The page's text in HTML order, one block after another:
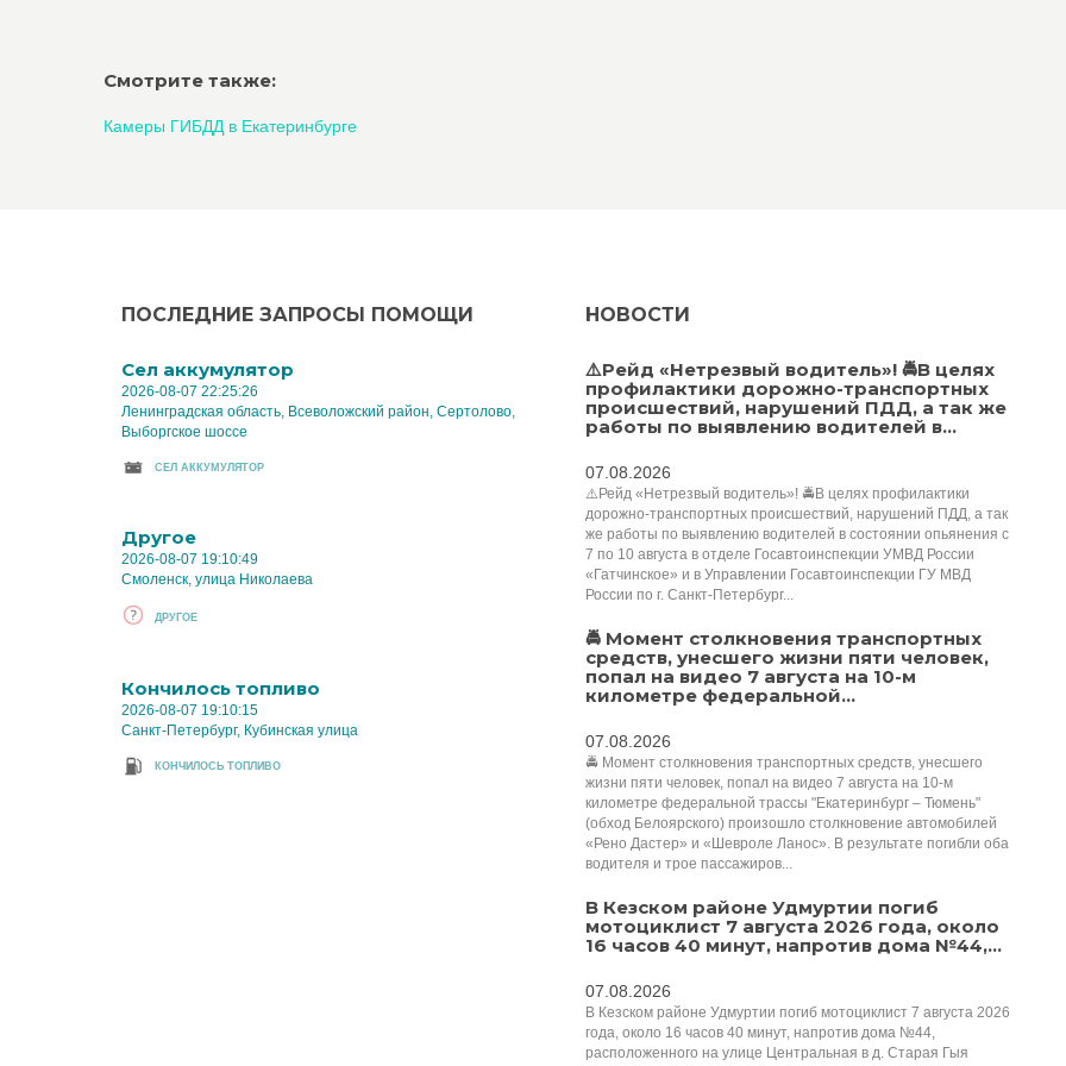
Смотрите также:
Камеры ГИБДД в Екатеринбурге
ПОСЛЕДНИЕ ЗАПРОСЫ ПОМОЩИ
Cел аккумулятор
2026-08-07 22:25:26
Ленинградская область, Всеволожский район, Сертолово,
Выборгское шоссе
CЕЛ АККУМУЛЯТОР
Другое
2026-08-07 19:10:49
Смоленск, улица Николаева
ДРУГОЕ
Кончилось топливо
2026-08-07 19:10:15
Санкт-Петербург, Кубинская улица
КОНЧИЛОСЬ ТОПЛИВО
НОВОСТИ
⚠️Рейд «Нетрезвый водитель»! 🚔В целях
профилактики дорожно-транспортных
происшествий, нарушений ПДД, а так же
работы по выявлению водителей в...
07.08.2026
⚠️Рейд «Нетрезвый водитель»! 🚔В целях профилактики
дорожно-транспортных происшествий, нарушений ПДД, а так
же работы по выявлению водителей в состоянии опьянения с
7 по 10 августа в отделе Госавтоинспекции УМВД России
«Гатчинское» и в Управлении Госавтоинспекции ГУ МВД
России по г. Санкт-Петербург...
🚔 Момент столкновения транспортных
средств, унесшего жизни пяти человек,
попал на видео 7 августа на 10-м
километре федеральной...
07.08.2026
🚔 Момент столкновения транспортных средств, унесшего
жизни пяти человек, попал на видео 7 августа на 10-м
километре федеральной трассы "Екатеринбург – Тюмень"
(обход Белоярского) произошло столкновение автомобилей
«Рено Дастер» и «Шевроле Ланос». В результате погибли оба
водителя и трое пассажиров...
В Кезском районе Удмуртии погиб
мотоциклист 7 августа 2026 года, около
16 часов 40 минут, напротив дома №44,...
07.08.2026
В Кезском районе Удмуртии погиб мотоциклист 7 августа 2026
года, около 16 часов 40 минут, напротив дома №44,
расположенного на улице Центральная в д. Старая Гыя